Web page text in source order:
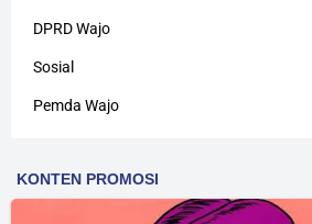
DPRD Wajo
Sosial
Pemda Wajo